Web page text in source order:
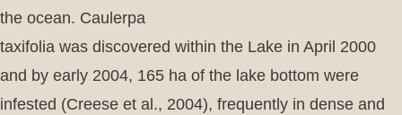
the ocean. Caulerpa
taxifolia was discovered within the Lake in April 2000
and by early 2004, 165 ha of the lake bottom were
infested (Creese et al., 2004), frequently in dense and